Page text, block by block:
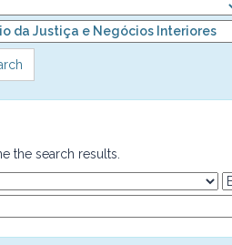
the search results.